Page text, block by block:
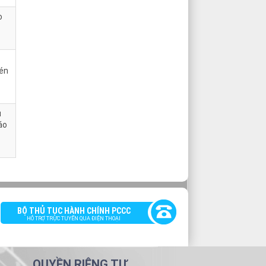
BỘ THỦ TỤC HÀNH CHÍNH PCCC
HỖ TRỢ TRỰC TUYẾN QUA ĐIỆN THOẠI